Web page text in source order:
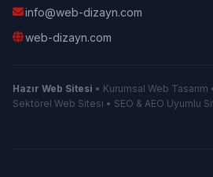
info@web-dizayn.com
web-dizayn.com
Hazır Web Sitesi • Kurumsal Web Tasarım
Sektörel Web Sitesi • SEO & AEO Uyumlu